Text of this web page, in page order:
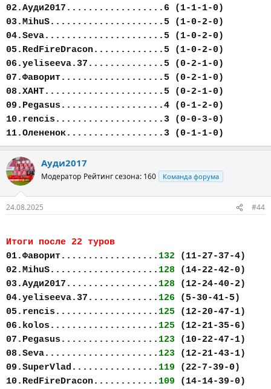
02.Ауди2017..................6 (1-1-1-0)
03.MihuS.....................5 (1-0-2-0)
04.Seva......................5 (1-0-2-0)
05.RedFireDracon.............5 (1-0-2-0)
06.yeliseeva.37..............5 (0-2-1-0)
07.Фаворит...................5 (0-2-1-0)
08.ХАНТ......................5 (0-2-1-0)
09.Pegasus...................4 (0-1-2-0)
10.rencis....................3 (0-0-3-0)
11.Олененок..................3 (0-1-1-0)
Ауди2017
Модератор Рейтинг сезона: 160 Команда форума
24.08.2025 #44
Итоги после 22 туров
01.Фаворит.................. 132 (11-27-37-4)
02.MihuS.................... 128 (14-22-42-0)
03.Ауди2017................. 128 (12-24-40-2)
04.yeliseeva.37............. 126 (5-30-41-5)
05.rencis................... 125 (12-20-47-1)
06.kolos.................... 125 (12-21-35-6)
07.Pegasus.................. 123 (10-22-47-1)
08.Seva..................... 123 (12-21-43-1)
09.SuperVlad................ 119 (22-7-39-0)
10.RedFireDracon............ 109 (14-14-39-0)